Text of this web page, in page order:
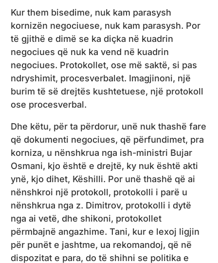
Kur them bisedime, nuk kam parasysh
kornizën negociuese, nuk kam parasysh. Por
të gjithë e dimë se ka diçka në kuadrin
negociues që nuk ka vend në kuadrin
negociues. Protokollet, ose më saktë, si pas
ndryshimit, procesverbalet. Imagjinoni, një
burim të së drejtës kushtetuese, një protokoll
ose procesverbal.
Dhe këtu, për ta përdorur, unë nuk thashë fare
që dokumenti negociues, që përfundimet, pra
korniza, u nënshkrua nga ish-ministri Bujar
Osmani, kjo është e drejtë, ky nuk është akti
ynë, kjo dihet, Këshilli. Por unë thashë që ai
nënshkroi një protokoll, protokolli i parë u
nënshkrua nga z. Dimitrov, protokolli i dytë
nga ai vetë, dhe shikoni, protokollet
përmbajnë angazhime. Tani, kur e lexoj ligjin
për punët e jashtme, ua rekomandoj, që në
dispozitat e para, do të shihni se politika e